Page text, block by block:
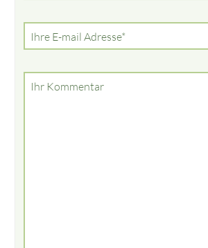
Pflichtfeld
Ihre E-mail Adresse*
Ihr Kommentar